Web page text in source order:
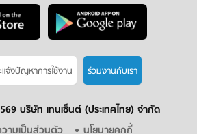
แจ้งปัญหาการใช้งาน ร่วมงานกับเรา
บริษัท เทนเซ็นต์ (ประเทศไทย) จำกัด
ามเป็นส่วนตัว
นโยบายคุกกี้